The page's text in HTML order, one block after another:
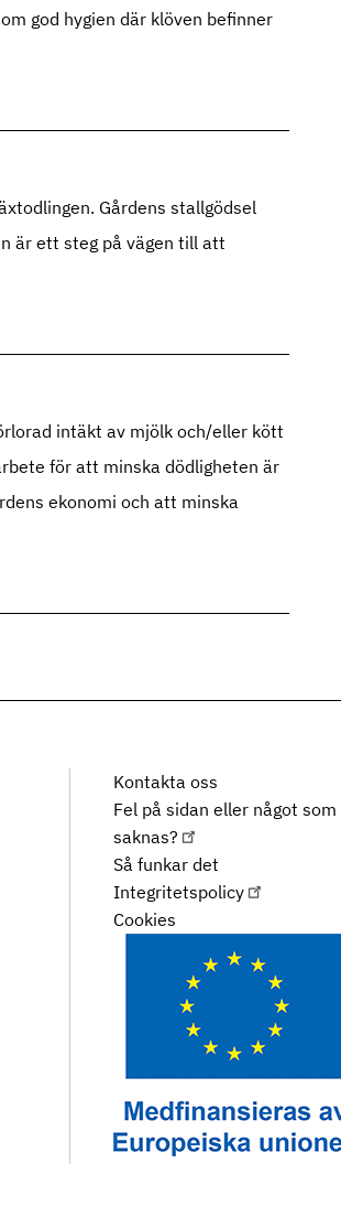
god hygien där klöven befinner
Gårdens stallgödsel
är ett steg på vägen till att
intäkt av mjölk och/eller kött
för att minska dödligheten är
ekonomi och att minska
Kontakta oss
Fel på sidan eller något som
saknas?
Så funkar det
Integritetspolicy
Cookies